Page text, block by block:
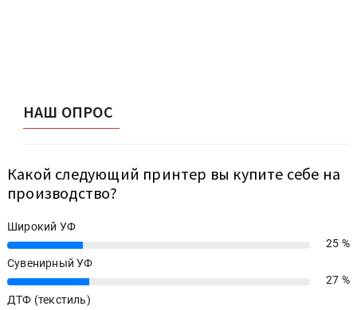
НАШ ОПРОС
Какой следующий принтер вы купите себе на
производство?
Широкий УФ
25%
25 %
Сувенирный УФ
27%
27 %
ДТФ (текстиль)